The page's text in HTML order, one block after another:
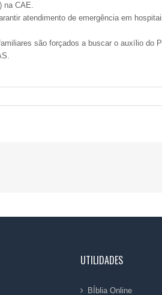
na CAE.
atendimento de emergência em
são forçados a buscar o auxílio do
UTILIDADES
BÍblia Online